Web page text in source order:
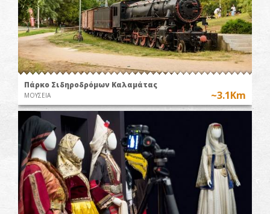
Πάρκο Σιδηροδρόμων Καλαμάτας
ΜΟΥΣΕΙΑ ~3.1Km